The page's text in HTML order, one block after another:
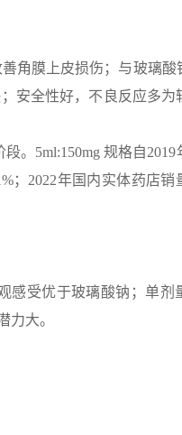
角膜上皮损伤；与玻璃酸
安全性好，不良反应多为
。5ml:150mg 规格自2019
；2022年国内实体药店销
感受优于玻璃酸钠；单剂
力大。